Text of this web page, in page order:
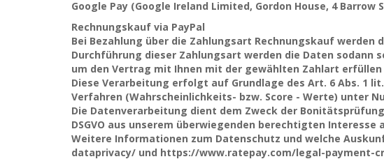
Google Pay (Google Ireland Limited, Gordon House, 4 Barrow
Rechnungskauf via PayPal
Bei Bezahlung über die Zahlungsart Rechnungskauf
Durchführung dieser Zahlungsart werden die Daten sodann
um den Vertrag mit Ihnen mit der gewählten Zahlart erfüllen
Diese Verarbeitung erfolgt auf Grundlage des Art. 6 Abs. 1
Verfahren (Wahrscheinlichkeits- bzw. Score - Werte) unter
Die Datenverarbeitung dient dem Zweck der
DSGVO aus unserem überwiegenden berechtigten
Weitere Informationen zum Datenschutz und welche
dataprivacy/ und https://www.ratepay.com/legal-payment-